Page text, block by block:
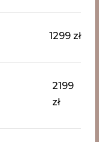
1299 zł
2199
zł